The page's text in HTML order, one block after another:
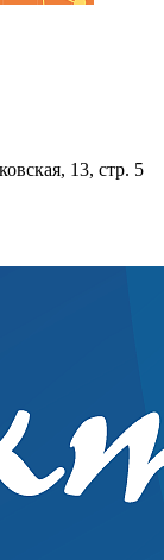
13, стр. 5